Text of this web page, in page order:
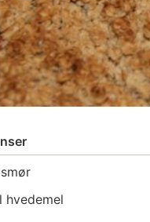
smør
hvedemel